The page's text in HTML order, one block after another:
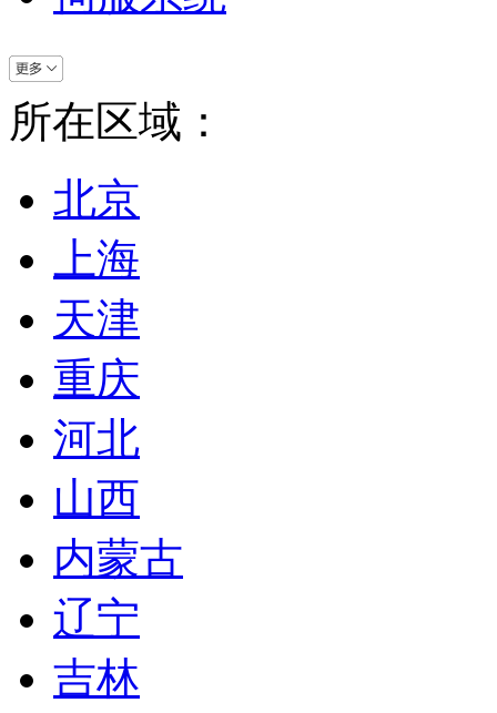
所在区域：
北京
上海
天津
重庆
河北
山西
内蒙古
辽宁
吉林